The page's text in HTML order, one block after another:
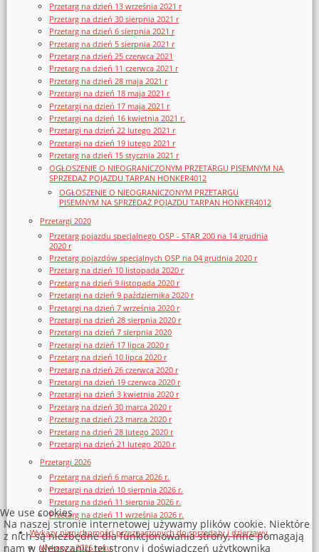
Przetarg na dzień 13 września 2021 r
Przetarg na dzień 30 sierpnia 2021 r
Przetarg na dzień 6 sierpnia 2021 r
Przetarg na dzień 5 sierpnia 2021 r
Przetarg na dzień 25 czerwca 2021
Przetarg na dzień 11 czerwca 2021 r
Przetarg na dzień 28 maja 2021 r
Przetargi na dzień 18 maja 2021 r
Przetargi na dzień 17 maja 2021 r
Przetargi na dzień 16 kwietnia 2021 r.
Przetargi na dzień 22 lutego 2021 r
Przetargi na dzień 19 lutego 2021 r
Przetarg na dzień 15 stycznia 2021 r
OGŁOSZENIE O NIEOGRANICZONYM PRZETARGU PISEMNYM NA
SPRZEDAŻ POJAZDU TARPAN HONKER4012
OGŁOSZENIE O NIEOGRANICZONYM PRZETARGU
PISEMNYM NA SPRZEDAŻ POJAZDU TARPAN HONKER4012
Przetargi 2020
Przetarg pojazdu specjalnego OSP - STAR 200 na 14 grudnia
2020 r
Przetarg pojazdów specjalnych OSP na 04 grudnia 2020 r
Przetarg na dzień 10 listopada 2020 r
Przetarg na dzień 9 listopada 2020 r
Przetargi na dzień 9 października 2020 r
Przetargi na dzień 7 września 2020 r
Przetargi na dzień 28 sierpnia 2020 r
Przetargi na dzień 7 sierpnia 2020
Przetargi na dzień 17 lipca 2020 r
Przetarg na dzień 10 lipca 2020 r
Przetarg na dzień 26 czerwca 2020 r
Przetargi na dzień 19 czerwca 2020 r
Przetargi na dzień 3 kwietnia 2020 r
Przetarg na dzień 30 marca 2020 r
Przetarg na dzień 23 marca 2020 r
Przetarg na dzień 28 lutego 2020 r
Przetargi na dzień 21 lutego 2020 r
Przetargi 2026
Przetarg na dzień 6 marca 2026 r.
Przetargi na dzień 10 sierpnia 2026 r.
Przetarg na dzień 11 sierpnia 2026 r.
Przetarg na dzień 11 września 2026 r.
Wykazy nieruchomości przeznaczonych do sprzedaży i dzierżawy
Wykazy z 2026 roku
We use cookies
Na naszej stronie internetowej używamy plików cookie. Niektóre
z nich są niezbędne dla funkcjonowania strony, inne pomagają
nam w ulepszaniu tej strony i doświadczeń użytkownika